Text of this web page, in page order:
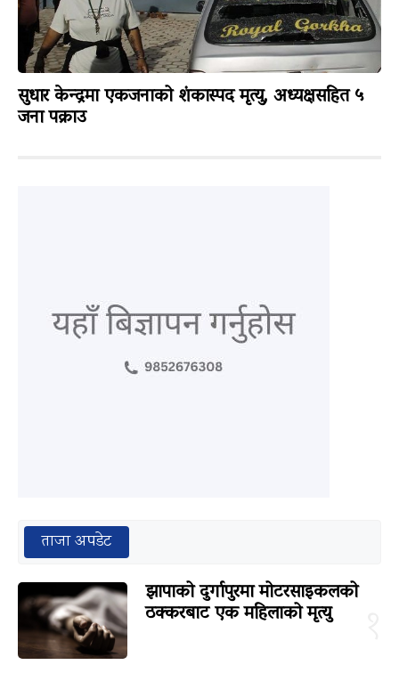
सुधार केन्द्रमा एकजनाको शंकास्पद मृत्यु, अध्यक्षसहित ५
जना पक्राउ
ताजा अपडेट
झापाको दुर्गापुरमा मोटरसाइकलको
ठक्करबाट एक महिलाको मृत्यु